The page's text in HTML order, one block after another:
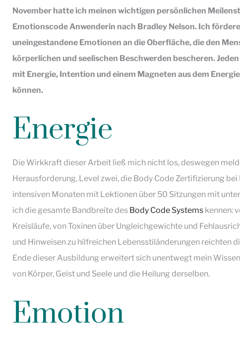
November hatte ich meinen wichtigen persönlichen
Emotionscode Anwenderin nach Bradley Nelson. Ich
uneingestandene Emotionen an die Oberfläche, die den
körperlichen und seelischen Beschwerden bescheren.
mit Energie, Intention und einem Magneten aus dem
können.
Energie
Die Wirkkraft dieser Arbeit ließ mich nicht los, deswegen
Herausforderung, Level zwei, die Body Code Zertifizierung bei
intensiven Monaten mit Lektionen über 50 Sitzungen mit
ich die gesamte Bandbreite des Body Code Systems kennen:
Kreisläufe, von Toxinen über Ungleichgewichte und
und Hinweisen zu hilfreichen Lebensstiländerungen reichten
Ende dieser Ausbildung erweitert sich unentwegt mein
von Körper, Geist und Seele und die Heilung derselben.
Emotion